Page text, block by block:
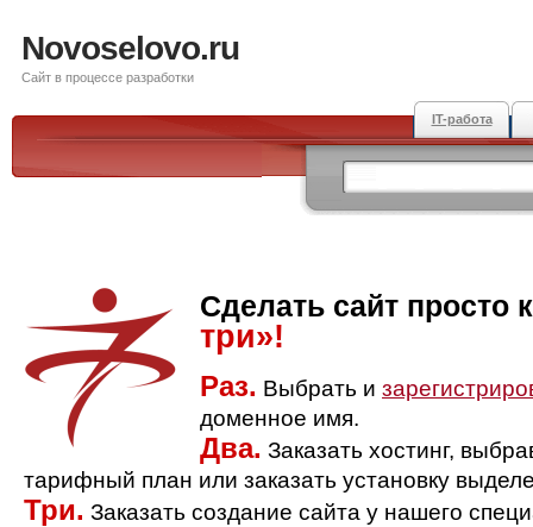
Novoselovo.ru
Сайт в процессе разработки
IT-работа
Сделать сайт просто
три»!
Раз. Выбрать и
доменное имя.
Два. Заказать хостинг,
тарифный план или заказать установку
Три. Заказать создание сайта у нашего